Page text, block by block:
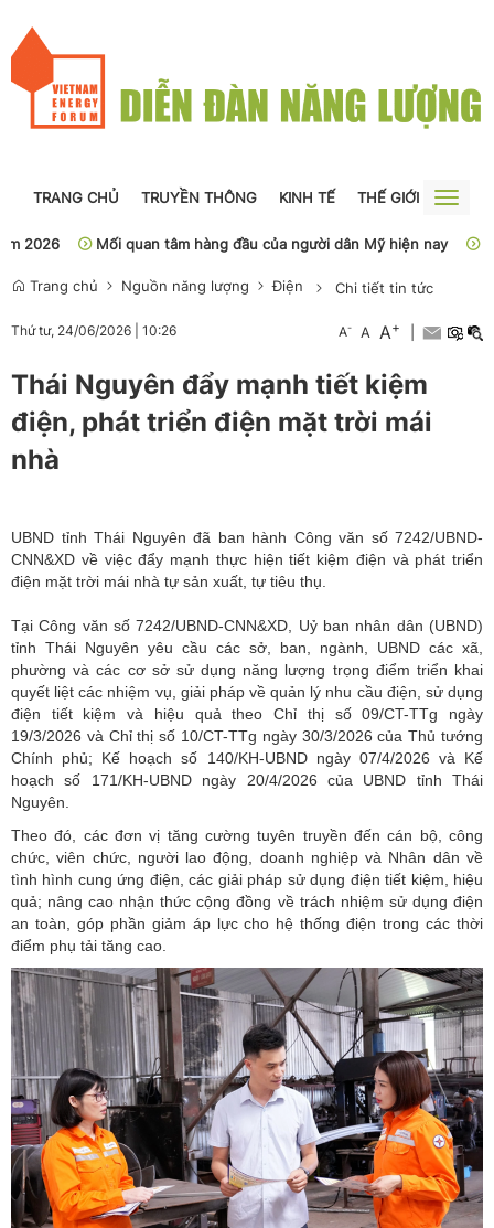
TRANG CHỦ TRUYỀN THÔNG KINH TẾ THẾ GIỚI
Toggle
Mối quan tâm hàng đầu của người dân Mỹ hiện nay Sở
Trang chủ Nguồn năng lượng Điện Chi tiết tin tức
Thứ tư, 24/06/2026 10:26 A- A A+
Thái Nguyên đẩy mạnh tiết kiệm
điện, phát triển điện mặt trời mái
nhà
UBND tỉnh Thái Nguyên đã ban hành Công văn số 7242/UBND-
CNN&XD về việc đẩy mạnh thực hiện tiết kiệm điện và phát triển
điện mặt trời mái nhà tự sản xuất, tự tiêu thụ.
Tại Công văn số 7242/UBND-CNN&XD, Uỷ ban nhân dân (UBND)
tỉnh Thái Nguyên yêu cầu các sở, ban, ngành, UBND các xã,
phường và các cơ sở sử dụng năng lượng trọng điểm triển khai
quyết liệt các nhiệm vụ, giải pháp về quản lý nhu cầu điện, sử dụng
điện tiết kiệm và hiệu quả theo Chỉ thị số 09/CT-TTg ngày
19/3/2026 và Chỉ thị số 10/CT-TTg ngày 30/3/2026 của Thủ tướng
Chính phủ; Kế hoạch số 140/KH-UBND ngày 07/4/2026 và Kế
hoạch số 171/KH-UBND ngày 20/4/2026 của UBND tỉnh Thái
Nguyên.
Theo đó, các đơn vị tăng cường tuyên truyền đến cán bộ, công
chức, viên chức, người lao động, doanh nghiệp và Nhân dân về
tình hình cung ứng điện, các giải pháp sử dụng điện tiết kiệm, hiệu
quả; nâng cao nhận thức cộng đồng về trách nhiệm sử dụng điện
an toàn, góp phần giảm áp lực cho hệ thống điện trong các thời
điểm phụ tải tăng cao.